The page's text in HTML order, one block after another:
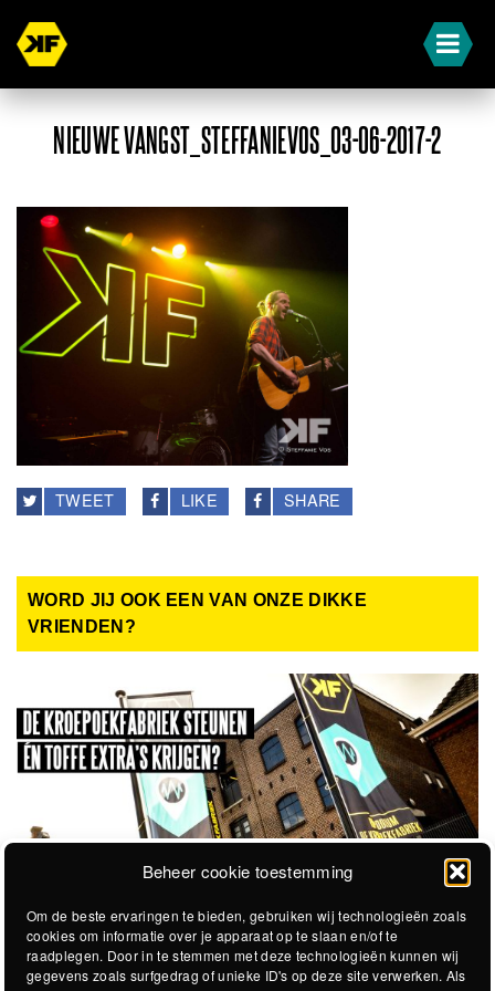
Beheer cookie toestemming
Om de beste ervaringen te bieden, gebruiken wij technologieën zoals
cookies om informatie over je apparaat op te slaan en/of te
raadplegen. Door in te stemmen met deze technologieën kunnen wij
gegevens zoals surfgedrag of unieke ID's op deze site verwerken. Als
NIEUWE VANGST_STEFFANIEVOS_03-06-2017-2
TWEET LIKE SHARE
WORD JIJ OOK EEN VAN ONZE DIKKE
VRIENDEN?